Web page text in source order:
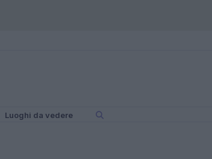
Luoghi da vedere